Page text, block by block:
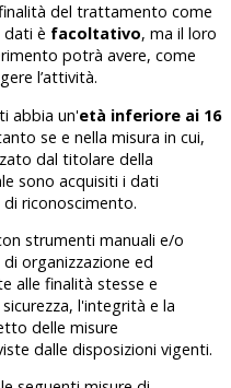
del trattamento come
dati è facoltativo, ma il loro
potrà avere, come
l’attività.
abbia un'età inferiore ai 16
se e nella misura in cui,
dal titolare della
sono acquisiti i dati
riconoscimento.
strumenti manuali e/o
organizzazione ed
alle finalità stesse e
l'integrità e la
delle misure
dalle disposizioni vigenti.